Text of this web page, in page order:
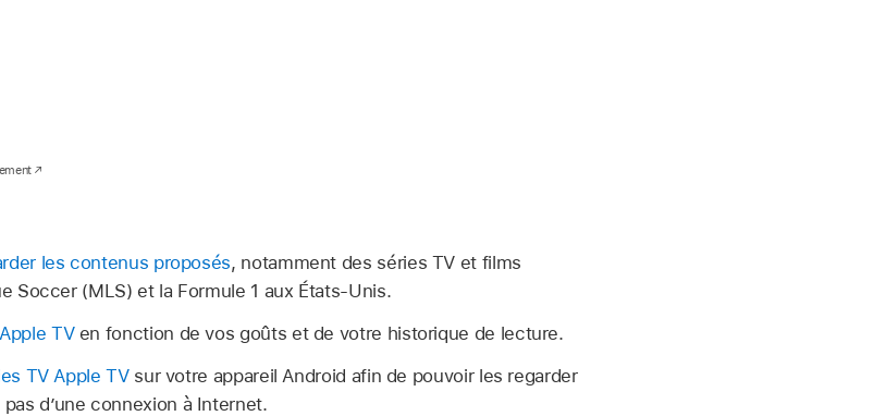
les contenus proposés, notamment des séries TV et films
Soccer (MLS) et la Formule 1 aux États-Unis.
TVen fonction de vos goûts et de votre historique de lecture.
TV Apple TVsur votre appareil Android afin de pouvoir les regarder
d’une connexion à Internet.